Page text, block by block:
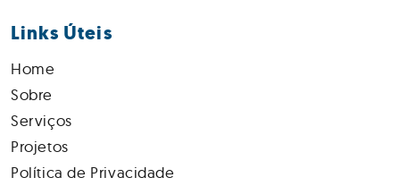
Links Úteis
Home
Sobre
Serviços
Projetos
Política de Privacidade